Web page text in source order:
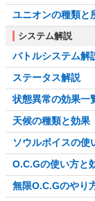
ユニオンの種類と
システム解説
バトルシステム解
ステータス解説
状態異常の効果一
天候の種類と効果
ソウルボイスの使
O.C.Gの使い方と
無限O.C.Gのやり